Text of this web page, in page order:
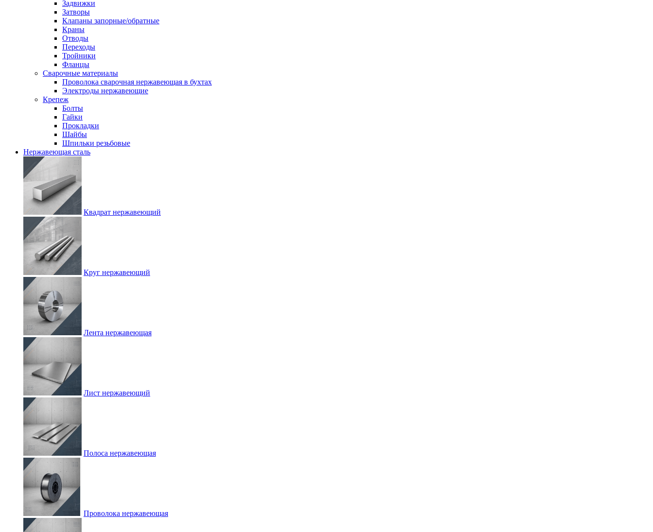
Задвижки
Затворы
Клапаны запорные/обратные
Краны
Отводы
Переходы
Тройники
Фланцы
Сварочные материалы
Проволока сварочная нержавеющая в бухтах
Электроды нержавеющие
Крепеж
Болты
Гайки
Прокладки
Шайбы
Шпильки резьбовые
Нержавеющая сталь
Квадрат нержавеющий
Круг нержавеющий
Лента нержавеющая
Лист нержавеющий
Полоса нержавеющая
Проволока нержавеющая